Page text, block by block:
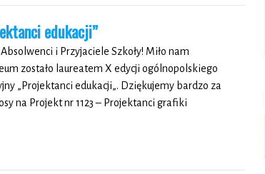
edukacji”
i Przyjaciele Szkoły! Miło nam
zostało laureatem X edycji ogólnopolskiego
„Projektanci edukacji„. Dziękujemy bardzo za
na Projekt nr 1123 – Projektanci grafiki